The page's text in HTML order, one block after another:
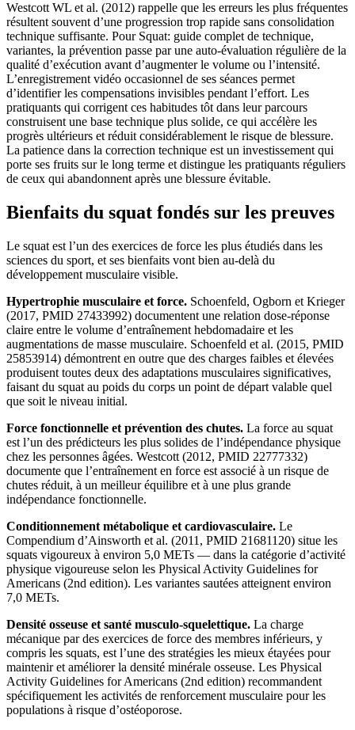
Westcott WL et al. (2012) rappelle que les erreurs les plus fréquentes
résultent souvent d’une progression trop rapide sans consolidation
technique suffisante. Pour Squat: guide complet de technique,
variantes, la prévention passe par une auto-évaluation régulière de la
qualité d’exécution avant d’augmenter le volume ou l’intensité.
L’enregistrement vidéo occasionnel de ses séances permet
d’identifier les compensations invisibles pendant l’effort. Les
pratiquants qui corrigent ces habitudes tôt dans leur parcours
construisent une base technique plus solide, ce qui accélère les
progrès ultérieurs et réduit considérablement le risque de blessure.
La patience dans la correction technique est un investissement qui
porte ses fruits sur le long terme et distingue les pratiquants réguliers
de ceux qui abandonnent après une blessure évitable.
Bienfaits du squat fondés sur les preuves
Le squat est l’un des exercices de force les plus étudiés dans les
sciences du sport, et ses bienfaits vont bien au-delà du
développement musculaire visible.
Hypertrophie musculaire et force. Schoenfeld, Ogborn et Krieger
(2017, PMID 27433992) documentent une relation dose-réponse
claire entre le volume d’entraînement hebdomadaire et les
augmentations de masse musculaire. Schoenfeld et al. (2015, PMID
25853914) démontrent en outre que des charges faibles et élevées
produisent toutes deux des adaptations musculaires significatives,
faisant du squat au poids du corps un point de départ valable quel
que soit le niveau initial.
Force fonctionnelle et prévention des chutes. La force au squat
est l’un des prédicteurs les plus solides de l’indépendance physique
chez les personnes âgées. Westcott (2012, PMID 22777332)
documente que l’entraînement en force est associé à un risque de
chutes réduit, à un meilleur équilibre et à une plus grande
indépendance fonctionnelle.
Conditionnement métabolique et cardiovasculaire. Le
Compendium d’Ainsworth et al. (2011, PMID 21681120) situe les
squats vigoureux à environ 5,0 METs — dans la catégorie d’activité
physique vigoureuse selon les Physical Activity Guidelines for
Americans (2nd edition). Les variantes sautées atteignent environ
7,0 METs.
Densité osseuse et santé musculo-squelettique. La charge
mécanique par des exercices de force des membres inférieurs, y
compris les squats, est l’une des stratégies les mieux étayées pour
maintenir et améliorer la densité minérale osseuse. Les Physical
Activity Guidelines for Americans (2nd edition) recommandent
spécifiquement les activités de renforcement musculaire pour les
populations à risque d’ostéoporose.